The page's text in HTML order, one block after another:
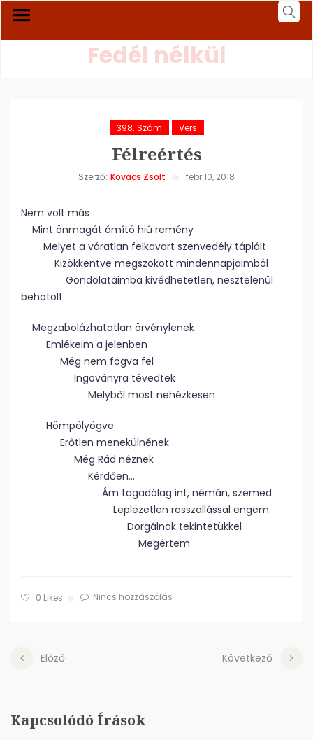
Fedél nélkül
398. Szám Vers
Félreértés
Szerző: Kovács Zsolt febr 10, 2018
Nem volt más
Mint önmagát ámító hiú remény
Melyet a váratlan felkavart szenvedély táplált
Kizökkentve megszokott mindennapjaimból
Gondolataimba kivédhetetlen, nesztelenül
behatolt
Megzabolázhatatlan örvénylenek
Emlékeim a jelenben
Még nem fogva fel
Ingoványra tévedtek
Melyből most nehézkesen
Hömpölyögve
Erőtlen menekülnének
Még Rád néznek
Kérdően…
Ám tagadólag int, némán, szemed
Leplezetlen rosszallással engem
Dorgálnak tekintetükkel
Megértem
0 Likes Nincs hozzászólás
Előző Következő
Kapcsolódó Írások